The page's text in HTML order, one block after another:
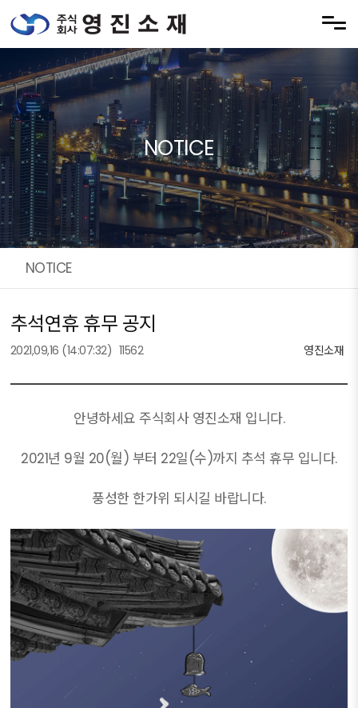
Skip to menu
NOTICE
NOTICE
추석연휴 휴무 공지
영진소재
2021,09,16 (14:07:32) 11562
안녕하세요 주식회사 영진소재 입니다.
2021년 9월 20(월) 부터 22일(수)까지 추석 휴무 입니다.
풍성한 한가위 되시길 바랍니다.